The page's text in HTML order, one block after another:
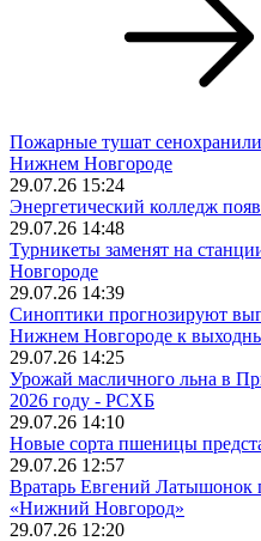
Пожарные тушат
Нижнем Новгороде
29.07.26 15:24
Энергетический колледж
29.07.26 14:48
Турникеты заменят на
Новгороде
29.07.26 14:39
Синоптики прогнозируют
Нижнем Новгороде к
29.07.26 14:25
Урожай масличного льна в
2026 году - РСХБ
29.07.26 14:10
Новые сорта пшеницы
29.07.26 12:57
Вратарь Евгений Латышонок
«Нижний Новгород»
29.07.26 12:20